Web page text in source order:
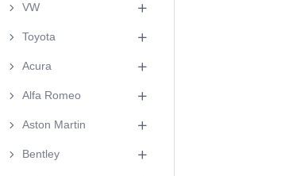
VW
Toyota
Acura
Alfa Romeo
Aston Martin
Bentley